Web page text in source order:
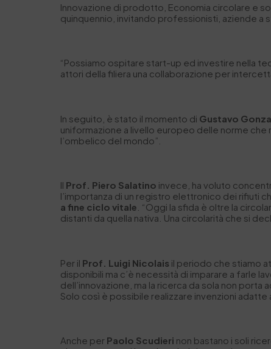
Innovazione di prodotto, Economia circolare e
quinquennio, invitando professionisti, aziende
“Possiamo ospitare start-up ed investire nella
attori della filiera una collaborazione per
In seguito, è stato il momento di Gustavo
uniformazione a livello europeo delle norme che
l’ombelico del mondo”.
Il Prof. Piero Salatino invece, ha voluto
l’importanza di un registro elettronico dei rifiuti
a fine ciclo vitale . “Oggi la sfida è oltre la
distanti da quella nativa. Una circolarità che si
Per il Prof. Luigi Nicolais il periodo che stiamo
disponibili ma c’è necessità di imparare a farle
dell’innovazione, ma la ricerca da sola non
Solo così è possibile realizzare invenzioni adatte
Anche per Paolo Scudieri non bastano i soli